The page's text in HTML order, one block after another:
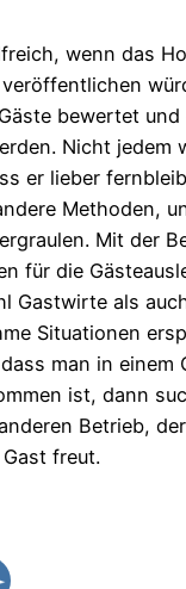
wenn das
bewertet und
Nicht jedem
er lieber
Methoden,
Mit der
für die
Gastwirte als
Situationen
man in einem
ist, dann
Betrieb,
freut.